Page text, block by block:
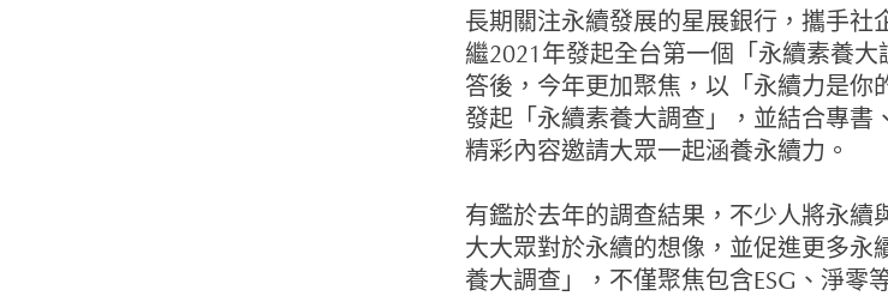
長期關注永續發展的星展銀行，攜手社
繼2021年發起全台第一個「永續素養
答後，今年更加聚焦，以「永續力是你
發起「永續素養大調查」，並結合專書
精彩內容邀請大眾一起涵養永續力。
有鑑於去年的調查結果，不少人將永續
大大眾對於永續的想像，並促進更多永
養大調查」，不僅聚焦包含ESG、淨零